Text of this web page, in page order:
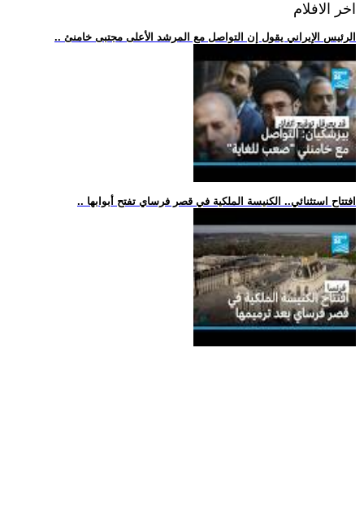
اخر الافلام
.. الرئيس الإيراني يقول إن التواصل مع المرشد الأعلى مجتبى خامنئ
.. افتتاح استثنائي.. الكنيسة الملكية في قصر فرساي تفتح أبوابها